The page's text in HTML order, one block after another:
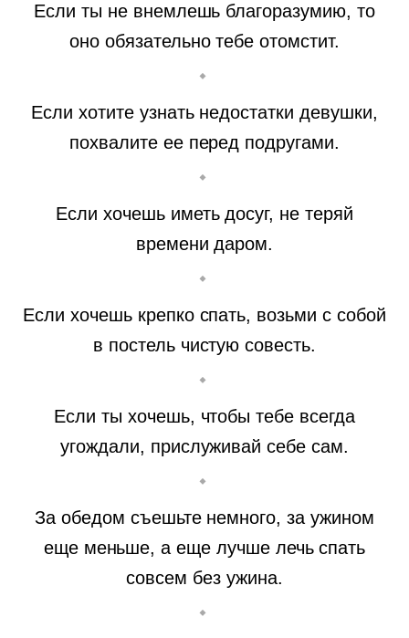
Если ты не внемлешь благоразумию, то
оно обязательно тебе отомстит.
Если хотите узнать недостатки девушки,
похвалите ее перед подругами.
Если хочешь иметь досуг, не теряй
времени даром.
Если хочешь крепко спать, возьми с собой
в постель чистую совесть.
Если ты хочешь, чтобы тебе всегда
угождали, прислуживай себе сам.
За обедом съешьте немного, за ужином
еще меньше, а еще лучше лечь спать
совсем без ужина.